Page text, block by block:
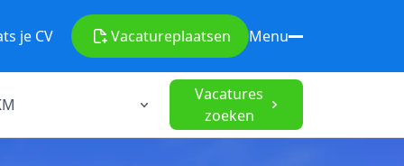
je CV Vacatureplaatsen Menu
Vacatures
zoeken